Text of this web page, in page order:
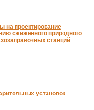
на проектирование
сжиженного природного
станций
установок